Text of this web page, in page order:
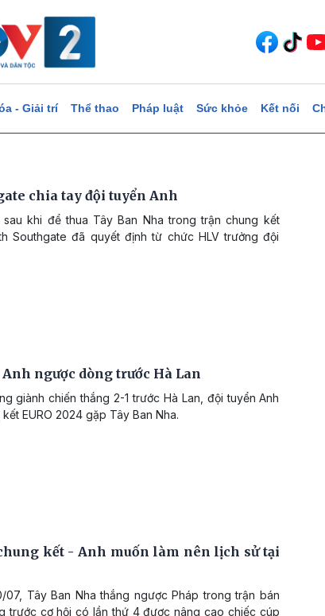
- Giải trí Thể thao Pháp luật Sức khỏe Kết nối
chia tay đội tuyển Anh
khi để thua Tây Ban Nha trong trận chung kết
Southgate đã quyết định từ chức HLV trưởng đội
Anh ngược dòng trước Hà Lan
giành chiến thắng 2-1 trước Hà Lan, đội tuyển Anh
EURO 2024 gặp Tây Ban Nha.
kết - Anh muốn làm nên lịch sử tại
07, Tây Ban Nha thắng ngược Pháp trong trận bán
trước cơ hội có lần thứ 4 được nâng cao chiếc cúp